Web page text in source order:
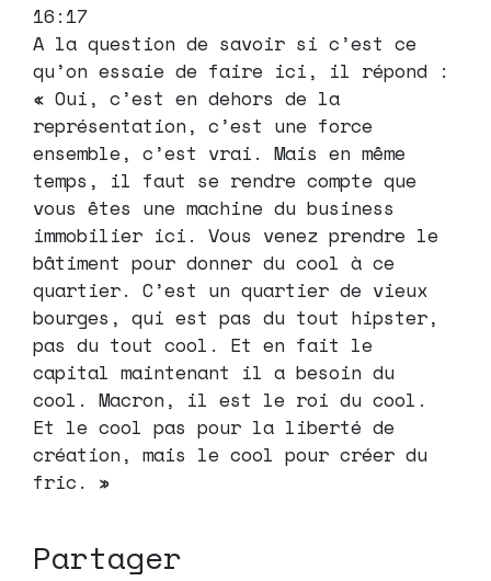
16:17
A la question de savoir si c’est ce
qu’on essaie de faire ici, il répond :
« Oui, c’est en dehors de la
représentation, c’est une force
ensemble, c’est vrai. Mais en même
temps, il faut se rendre compte que
vous êtes une machine du business
immobilier ici. Vous venez prendre le
bâtiment pour donner du cool à ce
quartier. C’est un quartier de vieux
bourges, qui est pas du tout hipster,
pas du tout cool. Et en fait le
capital maintenant il a besoin du
cool. Macron, il est le roi du cool.
Et le cool pas pour la liberté de
création, mais le cool pour créer du
fric. »
Partager